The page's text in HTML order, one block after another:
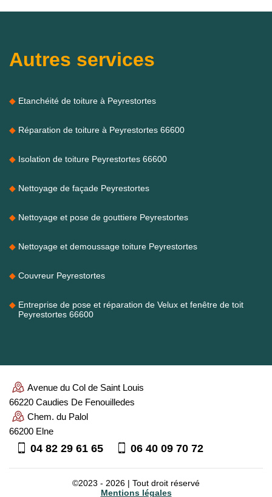
Autres services
Etanchéité de toiture à Peyrestortes
Réparation de toiture à Peyrestortes 66600
Isolation de toiture Peyrestortes 66600
Nettoyage de façade Peyrestortes
Nettoyage et pose de gouttiere Peyrestortes
Nettoyage et demoussage toiture Peyrestortes
Couvreur Peyrestortes
Entreprise de pose et réparation de Velux et fenêtre de toit
Peyrestortes 66600
Avenue du Col de Saint Louis
66220 Caudies De Fenouilledes
Chem. du Palol
66200 Elne
04 82 29 61 65 06 40 09 70 72
©2023 - 2026 | Tout droit réservé
Mentions légales